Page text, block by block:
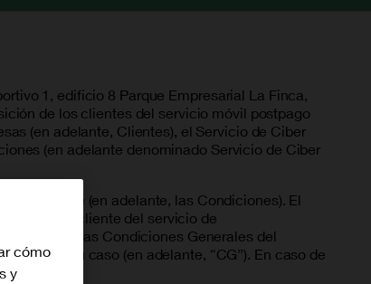
1, edificio 8 Parque Empresarial La Finca,
de los clientes del servicio móvil postpago
(en adelante, Clientes), el Servicio de Ciber
(en adelante denominado Servicio de Ciber
de Orange (en adelante, las Condiciones). El
ser cliente del servicio de
por las Condiciones Generales del
en su caso (en adelante, “CG”). En caso de
cómo
y